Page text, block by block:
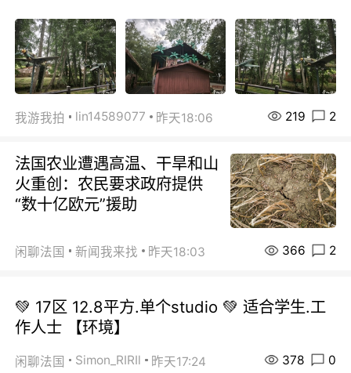
我游我拍 lin14589077 昨天18:06 219 2
法国农业遭遇高温、干旱和山
火重创：农民要求政府提供
“数十亿欧元”援助
闲聊法国 新闻我来找 昨天18:03 366 2
💚 17区 12.8平方.单个studio 💚 适合学生.工
作人士 【环境】
闲聊法国 Simon_RIRIl 昨天17:24 378 0